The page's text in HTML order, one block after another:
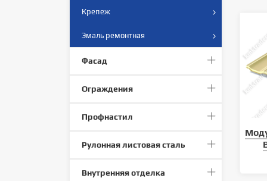
Крепеж
Эмаль ремонтная
Фасад
Ограждения
Профнастил
Рулонная листовая сталь
Внутренняя отделка